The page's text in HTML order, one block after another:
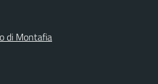
di Montafia